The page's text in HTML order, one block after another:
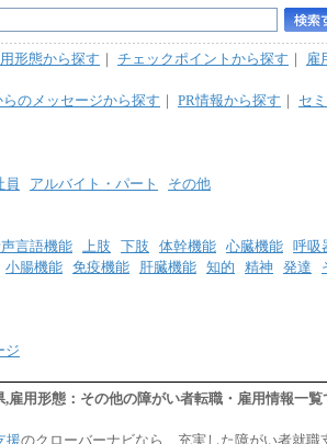
形態から探す ｜ チェックポイントから探す ｜ 雇
のメッセージから探す ｜ PR情報から探す ｜ セ
員 アルバイト・パート その他
言語機能 上肢 下肢 体幹機能 心臓機能 呼吸
小腸機能 免疫機能 肝臓機能 知的 精神 発達
ジ
雇用形態：その他の障がい者転職・雇用情報一覧
援のクローバーナビなら、充実した障がい者就職